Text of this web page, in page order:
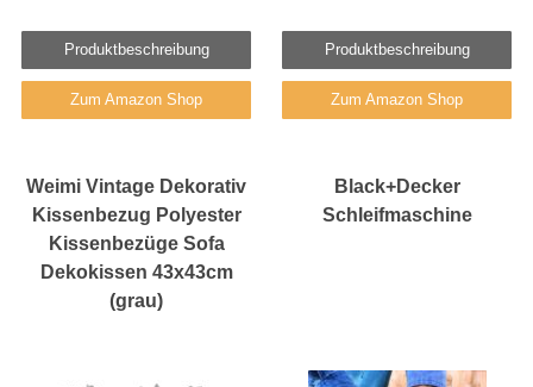
Produktbeschreibung
Zum Amazon Shop
Produktbeschreibung
Zum Amazon Shop
Weimi Vintage Dekorativ
Kissenbezug Polyester
Kissenbezüge Sofa
Dekokissen 43x43cm
(grau)
Black+Decker
Schleifmaschine